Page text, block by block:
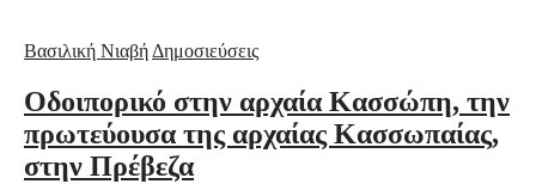
Βασιλική ΝιαβήΔημοσιεύσεις
Οδοιπορικό στην αρχαία Κασσώπη, την
πρωτεύουσα της αρχαίας Κασσωπαίας,
στην Πρέβεζα